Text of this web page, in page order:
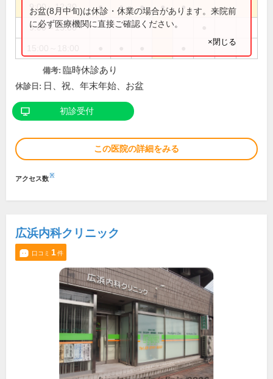
9:00～12:30 ● ● ● ● ●
9:00～13:00
お盆(8月中旬)は休診・休業の場合があります。来院前
に必ず医療機関に直接ご確認ください。
×閉じる
備考: 臨時休診あり
休診日: 日、祝、年末年始、お盆
初診受付
この医院の詳細をみる
アクセス数※
広浜内科クリニック
口コミ 1件